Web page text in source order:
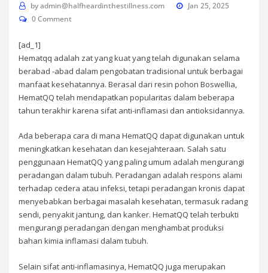
byadmin@halfheardinthestillness.com
Jan 25, 2025
0 Comment
[ad_1]
Hematqq adalah zat yang kuat yang telah digunakan selama
berabad -abad dalam pengobatan tradisional untuk berbagai
manfaat kesehatannya. Berasal dari resin pohon Boswellia,
HematQQ telah mendapatkan popularitas dalam beberapa
tahun terakhir karena sifat anti-inflamasi dan antioksidannya.
Ada beberapa cara di mana HematQQ dapat digunakan untuk
meningkatkan kesehatan dan kesejahteraan. Salah satu
penggunaan HematQQ yang paling umum adalah mengurangi
peradangan dalam tubuh. Peradangan adalah respons alami
terhadap cedera atau infeksi, tetapi peradangan kronis dapat
menyebabkan berbagai masalah kesehatan, termasuk radang
sendi, penyakit jantung, dan kanker. HematQQ telah terbukti
mengurangi peradangan dengan menghambat produksi
bahan kimia inflamasi dalam tubuh.
Selain sifat anti-inflamasinya, HematQQ juga merupakan